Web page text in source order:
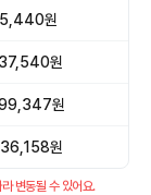
원
원
원
원
변동될 수 있어요.